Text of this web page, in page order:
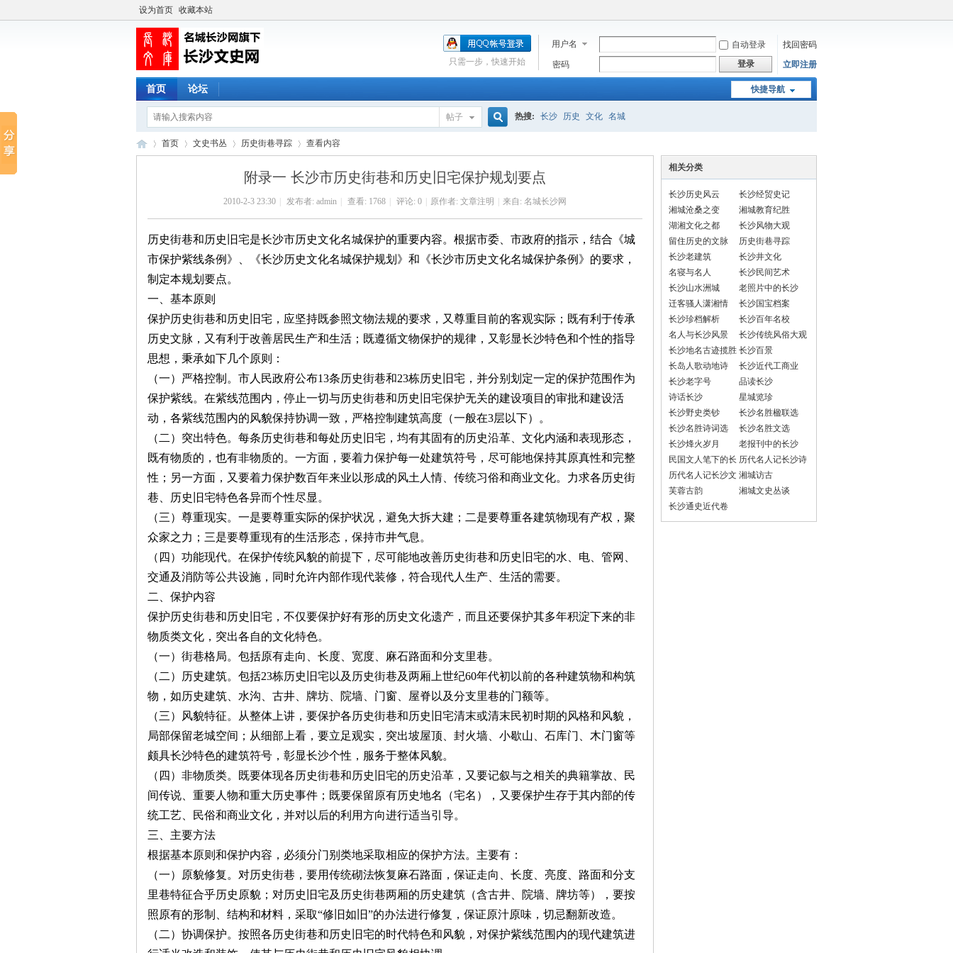
设为首页 收藏本站
用户名 自动登录
找回密码
密码
登录 立即注册
只需一步，快速开始
快捷导航
首页 论坛
帖子
索
热搜: 长沙 历史 文化 名城
首页 文史书丛
›
历史街巷寻踪
›
查看内容
附录一 长沙市历史街巷和历史旧宅保护规划要点
2010-2-3 23:30 发布者: admin 查看: 1768 评论: 0 原作者: 文章注明 来自: 名城长沙网
历史街巷和历史旧宅是长沙市历史文化名城保护的重要内容。根据市委、市政府的指示，结合《城
市保护紫线条例》、《长沙历史文化名城保护规划》和《长沙市历史文化名城保护条例》的要求，
制定本规划要点。
一、基本原则
保护历史街巷和历史旧宅，应坚持既参照文物法规的要求，又尊重目前的客观实际；既有利于传承
历史文脉，又有利于改善居民生产和生活；既遵循文物保护的规律，又彰显长沙特色和个性的指导
思想，秉承如下几个原则：
（一）严格控制。市人民政府公布13条历史街巷和23栋历史旧宅，并分别划定一定的保护范围作为
保护紫线。在紫线范围内，停止一切与历史街巷和历史旧宅保护无关的建设项目的审批和建设活
动，各紫线范围内的风貌保持协调一致，严格控制建筑高度（一般在3层以下）。
（二）突出特色。每条历史街巷和每处历史旧宅，均有其固有的历史沿革、文化内涵和表现形态，
既有物质的，也有非物质的。一方面，要着力保护每一处建筑符号，尽可能地保持其原真性和完整
性；另一方面，又要着力保护数百年来业以形成的风土人情、传统习俗和商业文化。力求各历史街
巷、历史旧宅特色各异而个性尽显。
（三）尊重现实。一是要尊重实际的保护状况，避免大拆大建；二是要尊重各建筑物现有产权，聚
众家之力；三是要尊重现有的生活形态，保持市井气息。
（四）功能现代。在保护传统风貌的前提下，尽可能地改善历史街巷和历史旧宅的水、电、管网、
交通及消防等公共设施，同时允许内部作现代装修，符合现代人生产、生活的需要。
二、保护内容
保护历史街巷和历史旧宅，不仅要保护好有形的历史文化遗产，而且还要保护其多年积淀下来的非
物质类文化，突出各自的文化特色。
（一）街巷格局。包括原有走向、长度、宽度、麻石路面和分支里巷。
（二）历史建筑。包括23栋历史旧宅以及历史街巷及两厢上世纪60年代初以前的各种建筑物和构筑
物，如历史建筑、水沟、古井、牌坊、院墙、门窗、屋脊以及分支里巷的门额等。
（三）风貌特征。从整体上讲，要保护各历史街巷和历史旧宅清末或清末民初时期的风格和风貌，
局部保留老城空间；从细部上看，要立足观实，突出坡屋顶、封火墙、小歇山、石库门、木门窗等
颇具长沙特色的建筑符号，彰显长沙个性，服务于整体风貌。
（四）非物质类。既要体现各历史街巷和历史旧宅的历史沿革，又要记叙与之相关的典籍掌故、民
间传说、重要人物和重大历史事件；既要保留原有历史地名（宅名），又要保护生存于其内部的传
统工艺、民俗和商业文化，并对以后的利用方向进行适当引导。
三、主要方法
根据基本原则和保护内容，必须分门别类地采取相应的保护方法。主要有：
（一）原貌修复。对历史街巷，要用传统砌法恢复麻石路面，保证走向、长度、亮度、路面和分支
里巷特征合乎历史原貌；对历史旧宅及历史街巷两厢的历史建筑（含古井、院墙、牌坊等），要按
照原有的形制、结构和材料，采取“修旧如旧”的办法进行修复，保证原汁原味，切忌翻新改造。
（二）协调保护。按照各历史街巷和历史旧宅的时代特色和风貌，对保护紫线范围内的现代建筑进
相关分类
长沙历史风云
长沙经贸史记
湘城沧桑之变
湘城教育纪胜
湖湘文化之都
长沙风物大观
留住历史的文脉
历史街巷寻踪
长沙老建筑
长沙井文化
名寝与名人
长沙民间艺术
长沙山水洲城
老照片中的长沙
迁客骚人潇湘情
长沙国宝档案
长沙珍档解析
长沙百年名校
名人与长沙风景
长沙传统风俗大观
长沙地名古迹揽胜 长沙百景
长岛人歌动地诗
长沙近代工商业
长沙老字号
品读长沙
诗话长沙
星城览珍
长沙野史类钞
长沙名胜楹联选
长沙名胜诗词选
长沙名胜文选
长沙烽火岁月
老报刊中的长沙
民国文人笔下的长
沙
历代名人记长沙诗
词选
历代名人记长沙文
选
湘城访古
芙蓉古韵
湘城文史丛谈
长沙通史近代卷